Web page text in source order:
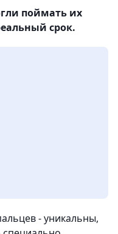
поймать их
срок.
- уникальны,